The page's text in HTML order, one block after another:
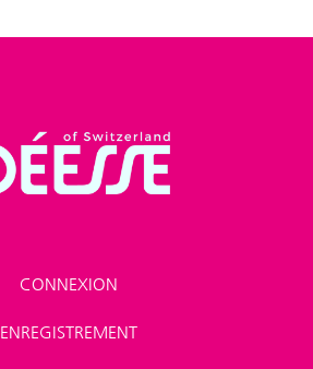
CONNEXION
ENREGISTREMENT